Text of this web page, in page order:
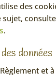
des
sujet,
.
données
et à